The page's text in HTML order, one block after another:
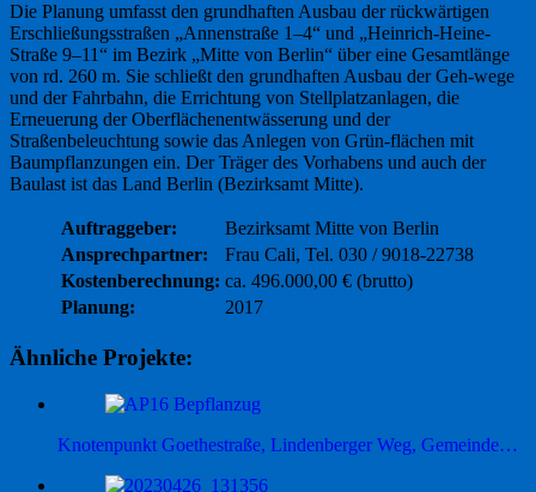
Die Planung umfasst den grundhaften Ausbau der rückwärtigen
Erschließungsstraßen „Annenstraße 1–4“ und „Heinrich-Heine-
Straße 9–11“ im Bezirk „Mitte von Berlin“ über eine Gesamtlänge
von rd. 260 m. Sie schließt den grundhaften Ausbau der Geh-wege
und der Fahrbahn, die Errichtung von Stellplatzanlagen, die
Erneuerung der Oberflächenentwässerung und der
Straßenbeleuchtung sowie das Anlegen von Grün-flächen mit
Baumpflanzungen ein. Der Träger des Vorhabens und auch der
Baulast ist das Land Berlin (Bezirksamt Mitte).
Auftraggeber:
Bezirksamt Mitte von Berlin
Ansprechpartner:
Frau Cali, Tel. 030 / 9018-22738
Kostenberechnung: ca. 496.000,00 € (brutto)
Planung:
2017
Ähnliche Projekte:
Knotenpunkt Goethestraße, Lindenberger Weg, Gemeinde…